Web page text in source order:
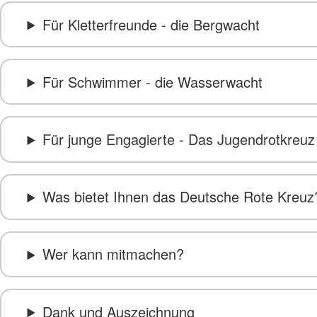
Für Kletterfreunde - die Bergwacht
Für Schwimmer - die Wasserwacht
Für junge Engagierte - Das Jugendrotkreuz
Was bietet Ihnen das Deutsche Rote
Wer kann mitmachen?
Dank und Auszeichnung